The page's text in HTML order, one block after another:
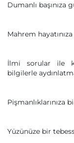
Dumanlı başınıza
Mahrem
İlmi sorular ile
bilgilerle
Pişmanlıklarınıza
Yüzünüze bir